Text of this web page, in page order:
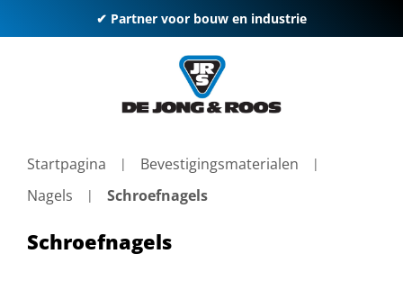
✔ Partner voor bouw en industrie
Startpagina
Bevestigingsmaterialen
Nagels
Schroefnagels
Schroefnagels